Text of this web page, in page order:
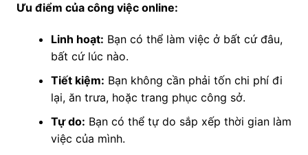
Ưu điểm của công việc online:
Linh hoạt: Bạn có thể làm việc ở bất cứ đâu,
bất cứ lúc nào.
Tiết kiệm: Bạn không cần phải tốn chi phí đi
lại, ăn trưa, hoặc trang phục công sở.
Tự do: Bạn có thể tự do sắp xếp thời gian làm
việc của mình.